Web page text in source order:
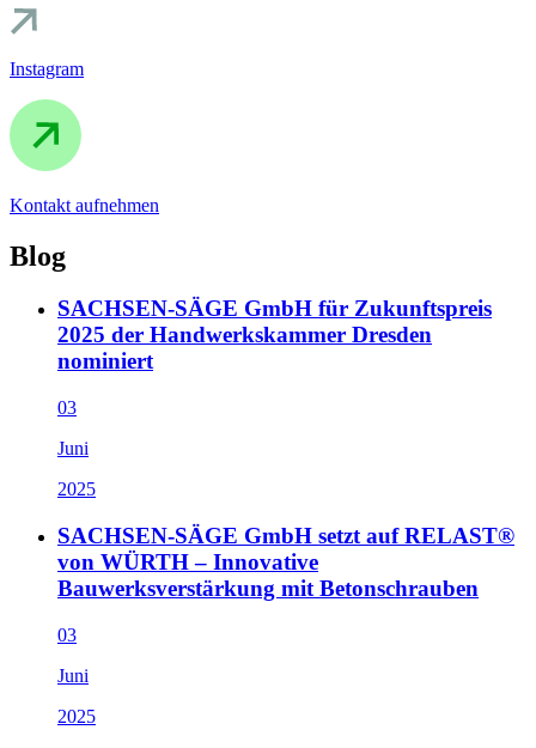
Instagram
Kontakt aufnehmen
Blog
SACHSEN-SÄGE GmbH für Zukunftspreis
2025 der Handwerkskammer Dresden
nominiert
03
Juni
2025
SACHSEN-SÄGE GmbH setzt auf RELAST®
von WÜRTH – Innovative
Bauwerksverstärkung mit Betonschrauben
03
Juni
2025